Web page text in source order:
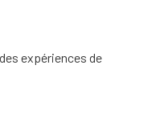
expériences de